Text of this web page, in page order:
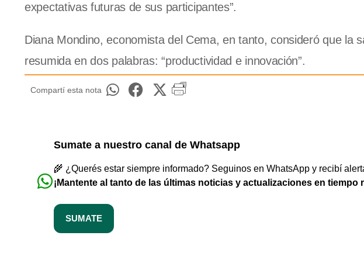
expectativas futuras de sus participantes”.
Diana Mondino, economista del Cema, en tanto, consideró que la
resumida en dos palabras: “productividad e innovación”.
Compartí esta nota
Sumate a nuestro canal de Whatsapp
🌾 ¿Querés estar siempre informado? Seguinos en WhatsApp y recibí
¡Mantente al tanto de las últimas noticias y actualizaciones en tiempo
SUMATE